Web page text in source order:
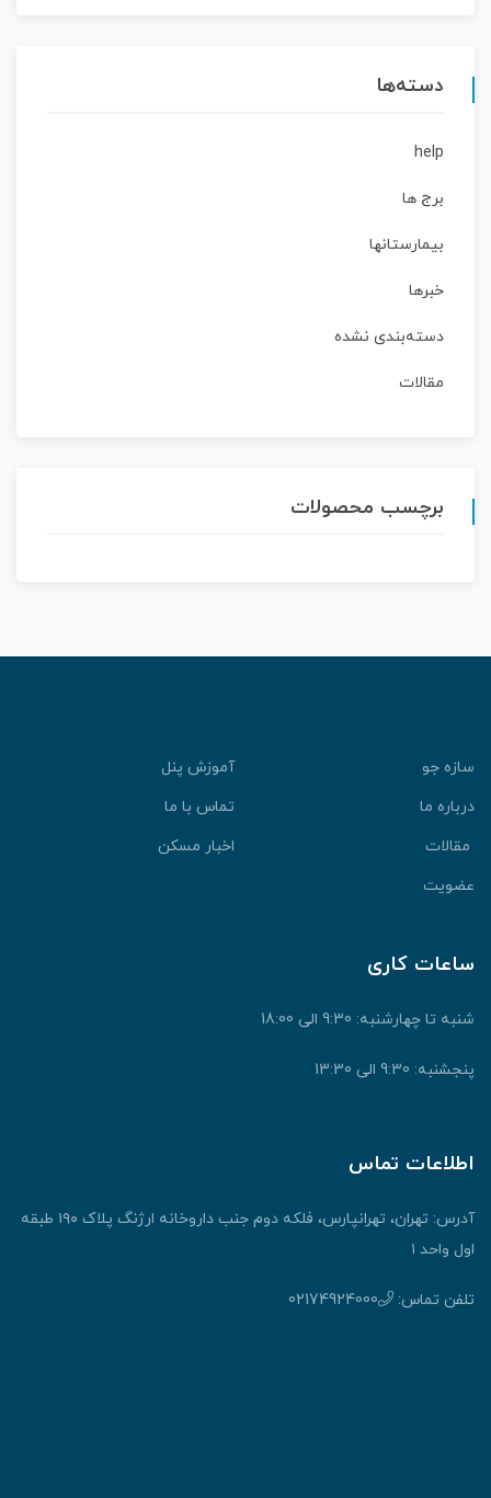
دسته‌ها
help
برج ها
بیمارستانها
خبرها
دسته‌بندی نشده
مقالات
برچسب محصولات
سازه جو
آموزش پنل
درباره ما
تماس با ما
مقالات
اخبار مسکن
عضویت
ساعات کاری
شنبه تا چهارشنبه: 9:30 الی 18:00
پنجشنبه: 9:30 الی 13:30
اطلاعات تماس
آدرس: تهران، تهرانپارس، فلکه دوم جنب داروخانه ارژنگ پلاک ۱۹۰ طبقه
اول واحد ۱
تلفن تماس: 02174924000